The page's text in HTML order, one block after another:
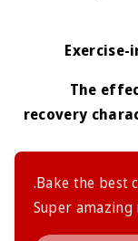
Exercise-
The
recovery
Bake the best
Super amazing